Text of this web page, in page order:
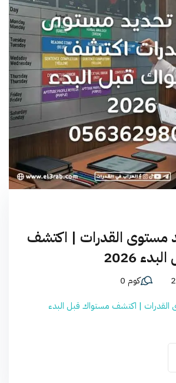
مستوى القدرات | اكتشف
2026
كوم 0
القدرات | اكتشف مستواك قبل البدء